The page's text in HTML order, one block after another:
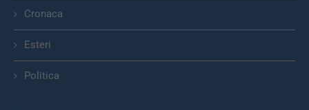
Cronaca
Esteri
Politica